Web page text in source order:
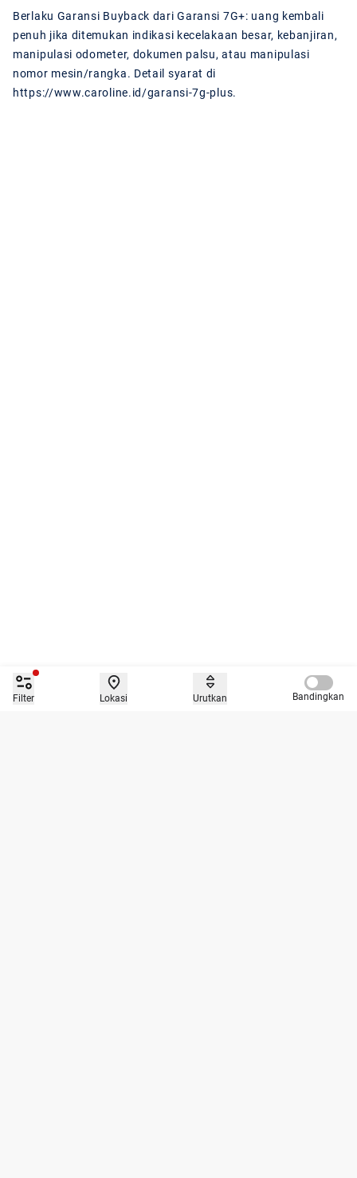
Berlaku Garansi Buyback dari Garansi 7G+: uang kembali
penuh jika ditemukan indikasi kecelakaan besar, kebanjiran,
manipulasi odometer, dokumen palsu, atau manipulasi
nomor mesin/rangka. Detail syarat di
https://www.caroline.id/garansi-7g-plus.
Filter Lokasi Urutkan Bandingkan